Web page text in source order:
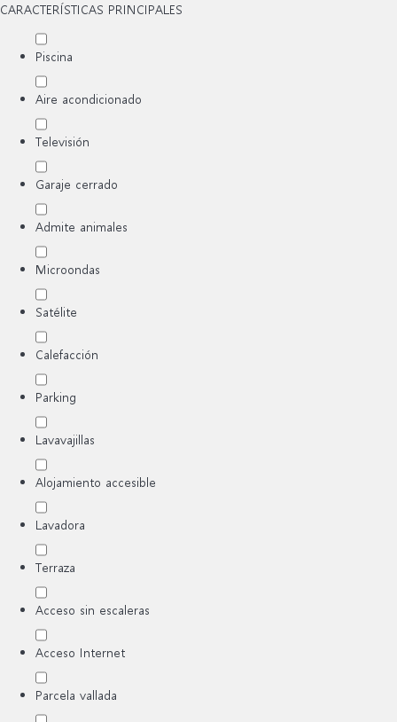
CARACTERÍSTICAS PRINCIPALES
Piscina
Aire acondicionado
Televisión
Garaje cerrado
Admite animales
Microondas
Satélite
Calefacción
Parking
Lavavajillas
Alojamiento accesible
Lavadora
Terraza
Acceso sin escaleras
Acceso Internet
Parcela vallada